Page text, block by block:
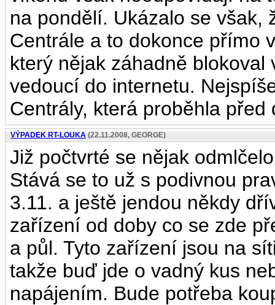
na pondělí. Ukázalo se však,
Centrále a to dokonce přímo
který nějak záhadně
vedoucí do internetu.
Centrály, která proběhla před
VÝPADEK RT-LOUKA (22.11.2008, GEORGE)
Již počtvrté se nějak
Stává se to už s podivnou
3.11. a ještě jendou někdy
zařízení od doby co se zde
a půl. Tyto zařízení jsou na
takže buď jde o vadný kus
napájením. Bude potřeba